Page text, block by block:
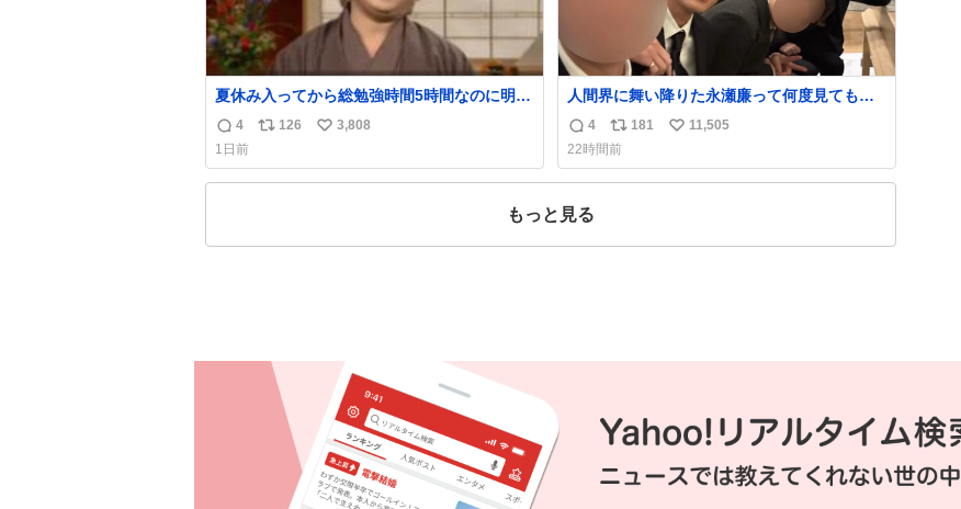
夏休み入ってから総勉強時間5時間なのに明後
日京大オープンで今これ
返
信
数
4
リ
ス
126
い
ね
3,808
1日前
人間界に舞い降りた永瀬廉って何度見ても究
極のアイドル過ぎてずっと味する。美味い。
返
信
数
4
リ
ポ
ス
181
い
ね
11,505
22時間前
もっと見る